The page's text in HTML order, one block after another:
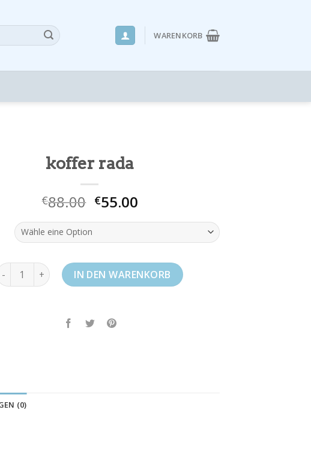
WARENKORB
koffer rada
€88.00 €55.00
rada MengeIN DEN WARENKORB
(0)